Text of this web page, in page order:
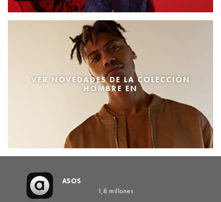
VER NOVEDADES DE LA COLECCIÓN
HOMBRE EN
ASOS
1,8 millones